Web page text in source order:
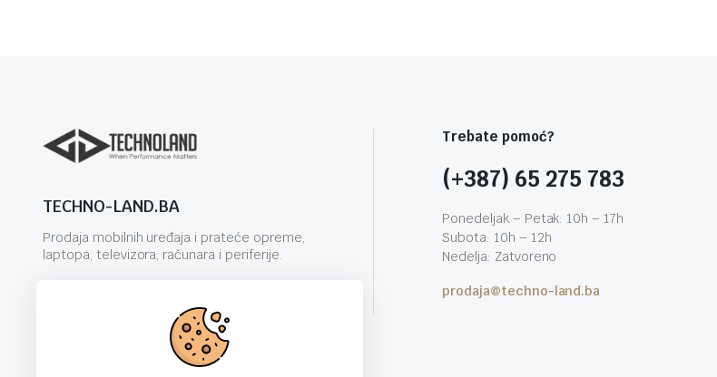
TECHNO-LAND.BA
Prodaja mobilnih uređaja i prateće opreme,
laptopa, televizora, računara i periferije.
Trebate pomoć?
(+387) 65 275 783
Ponedeljak – Petak: 10h – 17h
Subota: 10h – 12h
Nedelja: Zatvoreno
prodaja@techno-land.ba